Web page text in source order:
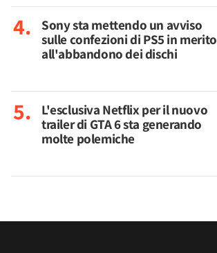
Sony sta mettendo un avviso
sulle confezioni di PS5 in merito
all'abbandono dei dischi
L'esclusiva Netflix per il nuovo
trailer di GTA 6 sta generando
molte polemiche